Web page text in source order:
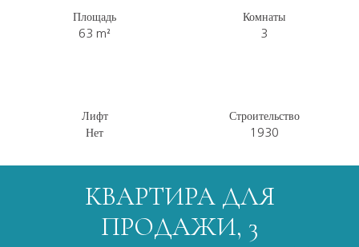
Площадь
63 m²
Комнаты
3
Лифт
Нет
Строительство
1930
КВАРТИРА ДЛЯ
ПРОДАЖИ, 3